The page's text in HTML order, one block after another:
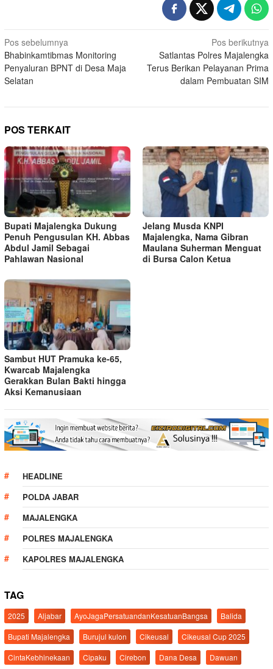
Navigasi
pos
Pos sebelumnya
Bhabinkamtibmas Monitoring
Penyaluran BPNT di Desa Maja
Selatan
Pos berikutnya
Satlantas Polres Majalengka
Terus Berikan Pelayanan Prima
dalam Pembuatan SIM
POS TERKAIT
Bupati Majalengka Dukung
Penuh Pengusulan KH. Abbas
Abdul Jamil Sebagai
Pahlawan Nasional
Jelang Musda KNPI
Majalengka, Nama Gibran
Maulana Suherman Menguat
di Bursa Calon Ketua
Sambut HUT Pramuka ke-65,
Kwarcab Majalengka
Gerakkan Bulan Bakti hingga
Aksi Kemanusiaan
HEADLINE
POLDA JABAR
MAJALENGKA
POLRES MAJALENGKA
KAPOLRES MAJALENGKA
TAG
2025 Aljabar AyoJagaPersatuandanKesatuanBangsa
Balida
Bupati Majalengka
Burujul kulon Cikeusal
Cikeusal Cup 2025
CintaKebhinekaan
Cipaku Cirebon Dana Desa Dawuan